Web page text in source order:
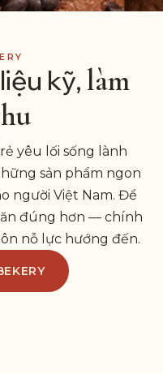
kỹ,làm
yêu lối sống lành
sản phẩm ngon
người Việt Nam. Để
ăn đúng hơn — chính
nỗ lực hướng đến.